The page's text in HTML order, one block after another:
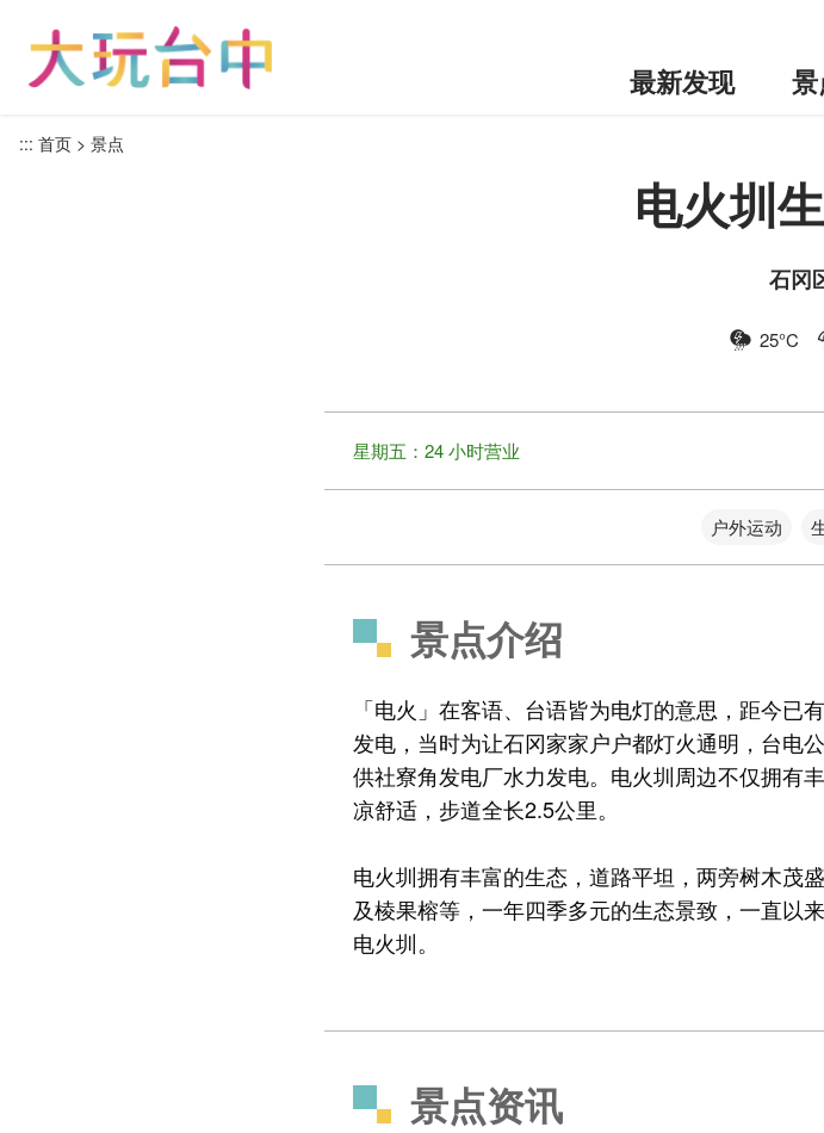
最新发现
::: 首页 景点
电火圳
石冈
25°C
星期五：24 小时营业
户外运动
景点介绍
「电火」在客语、台语皆为电灯的意思，距今
发电，当时为让石冈家家户户都灯火通明，台电
供社寮角发电厂水力发电。电火圳周边不仅拥有
凉舒适，步道全长2.5公里。
电火圳拥有丰富的生态，道路平坦，两旁树木茂
及棱果榕等，一年四季多元的生态景致，一直以
电火圳。
景点资讯